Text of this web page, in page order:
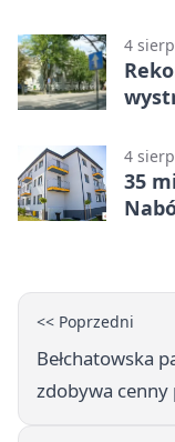
4
4
35
<< Poprzedni
Bełchatowska
zdobywa